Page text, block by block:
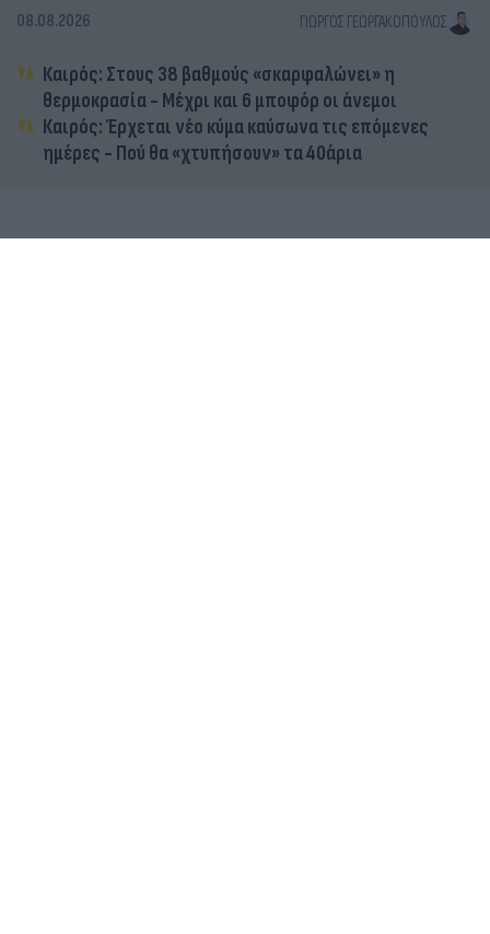
08.08.2026 ΓΙΏΡΓΟΣ ΓΕΩΡΓΑΚΌΠΟΥΛΟΣ
Καιρός: Στους 38 βαθμούς «σκαρφαλώνει» η
θερμοκρασία - Μέχρι και 6 μποφόρ οι άνεμοι
Καιρός: Έρχεται νέο κύμα καύσωνα τις επόμενες
ημέρες - Πού θα «χτυπήσουν» τα 40άρια